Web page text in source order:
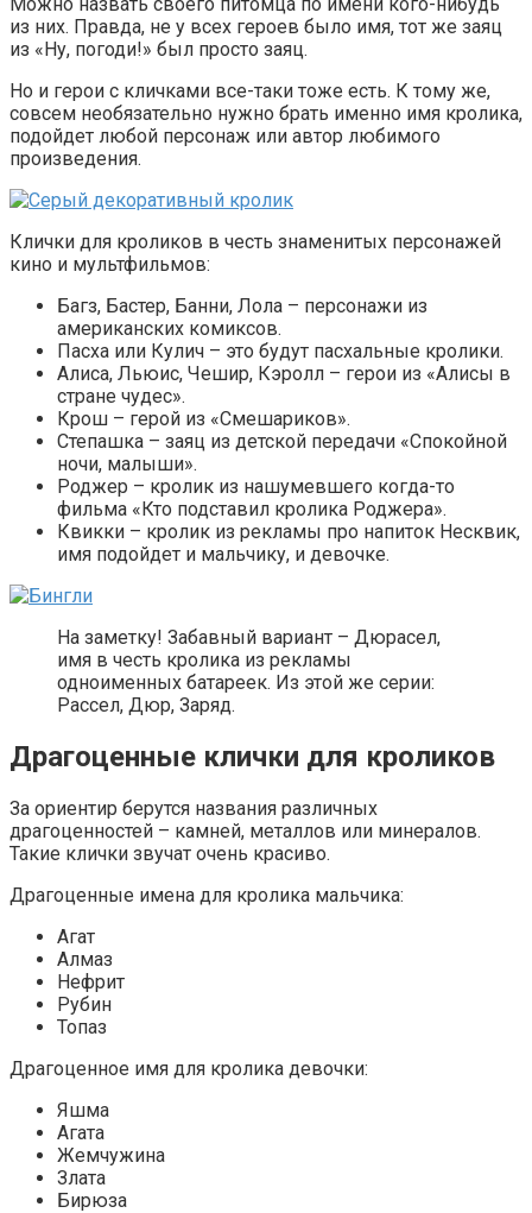
из них. Правда, не у всех героев было имя, тот же заяц
из «Ну, погоди!» был просто заяц.
Но и герои с кличками все-таки тоже есть. К тому же,
совсем необязательно нужно брать именно имя кролика,
подойдет любой персонаж или автор любимого
произведения.
Клички для кроликов в честь знаменитых персонажей
кино и мультфильмов:
Багз, Бастер, Банни, Лола – персонажи из
американских комиксов.
Пасха или Кулич – это будут пасхальные кролики.
Алиса, Льюис, Чешир, Кэролл – герои из «Алисы в
стране чудес».
Крош – герой из «Смешариков».
Степашка – заяц из детской передачи «Спокойной
ночи, малыши».
Роджер – кролик из нашумевшего когда-то
фильма «Кто подставил кролика Роджера».
Квикки – кролик из рекламы про напиток Несквик,
имя подойдет и мальчику, и девочке.
На заметку! Забавный вариант – Дюрасел,
имя в честь кролика из рекламы
одноименных батареек. Из этой же серии:
Рассел, Дюр, Заряд.
Драгоценные клички для кроликов
За ориентир берутся названия различных
драгоценностей – камней, металлов или минералов.
Такие клички звучат очень красиво.
Драгоценные имена для кролика мальчика:
Агат
Алмаз
Нефрит
Рубин
Топаз
Драгоценное имя для кролика девочки:
Яшма
Агата
Жемчужина
Злата
Бирюза